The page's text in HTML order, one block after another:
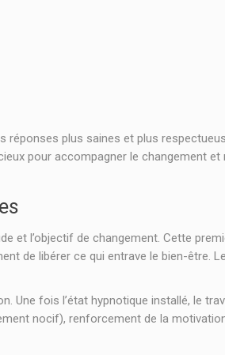
réponses plus saines et plus
pour accompagner le changement
et l’objectif de changement. Cette
de libérer ce qui entrave le bien-être.
Une fois l’état hypnotique installé, le
nocif), renforcement de la